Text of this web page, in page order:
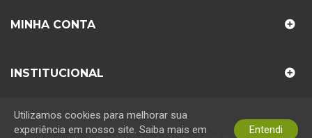
MINHA CONTA
INSTITUCIONAL
Utilizamos cookies para melhorar sua
experiência em nosso site. Saiba mais em
Entendi